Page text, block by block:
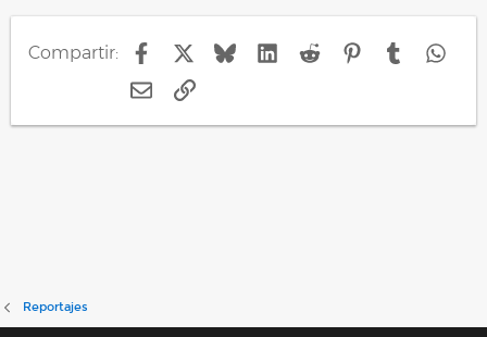
Compartir: FacebookBlueskyLinkedIn
Reddit PinterestTumblr
E-mailEnlace
Reportajes